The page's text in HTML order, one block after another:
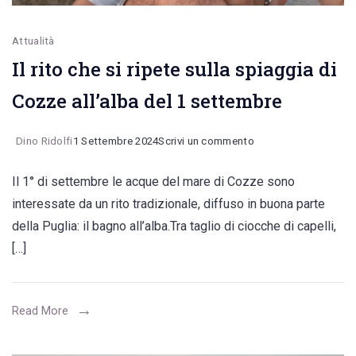
sempre
Attualità
Il rito che si ripete sulla spiaggia di
Cozze all’alba del 1 settembre
Dino Ridolfi1 Settembre 2024Scrivi un commentoon
rito
che
sulla
Il 1° di settembre le acque del mare di Cozze sono
interessate da un rito tradizionale, diffuso in buona parte
della Puglia: il bagno all’alba.Tra taglio di ciocche di capelli,
[…]
Read More